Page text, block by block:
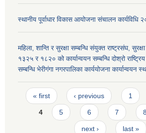
स्थानीय पूर्वाधार विकास आयोजना संचालन कार्यविधि
महिला, शान्ति र सुरक्षा सम्बन्धि संयुक्त राष्ट्रसंघ,
१३२५ र १८२० को कार्यान्वयन सम्बन्धि दोश्रो राष्ट्रिय
सम्बन्धि भेरीगंगा नगरपालिका कार्ययोजना कार्यान्वयन
Pages
« first ‹ previous 1
4 5 6 7 8
next › last »